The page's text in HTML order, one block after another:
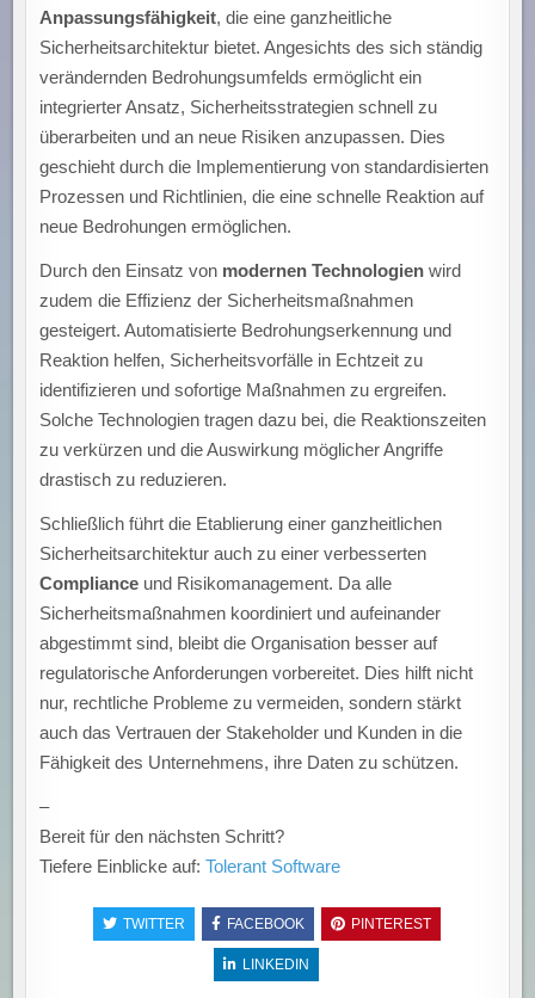
Anpassungsfähigkeit, die eine ganzheitliche
Sicherheitsarchitektur bietet. Angesichts des sich ständig
verändernden Bedrohungsumfelds ermöglicht ein
integrierter Ansatz, Sicherheitsstrategien schnell zu
überarbeiten und an neue Risiken anzupassen. Dies
geschieht durch die Implementierung von standardisierten
Prozessen und Richtlinien, die eine schnelle Reaktion auf
neue Bedrohungen ermöglichen.
Durch den Einsatz von modernen Technologien wird
zudem die Effizienz der Sicherheitsmaßnahmen
gesteigert. Automatisierte Bedrohungserkennung und
Reaktion helfen, Sicherheitsvorfälle in Echtzeit zu
identifizieren und sofortige Maßnahmen zu ergreifen.
Solche Technologien tragen dazu bei, die Reaktionszeiten
zu verkürzen und die Auswirkung möglicher Angriffe
drastisch zu reduzieren.
Schließlich führt die Etablierung einer ganzheitlichen
Sicherheitsarchitektur auch zu einer verbesserten
Compliance und Risikomanagement. Da alle
Sicherheitsmaßnahmen koordiniert und aufeinander
abgestimmt sind, bleibt die Organisation besser auf
regulatorische Anforderungen vorbereitet. Dies hilft nicht
nur, rechtliche Probleme zu vermeiden, sondern stärkt
auch das Vertrauen der Stakeholder und Kunden in die
Fähigkeit des Unternehmens, ihre Daten zu schützen.
–
Bereit für den nächsten Schritt?
Tiefere Einblicke auf:Tolerant Software
TWITTER FACEBOOK PINTEREST
LINKEDIN